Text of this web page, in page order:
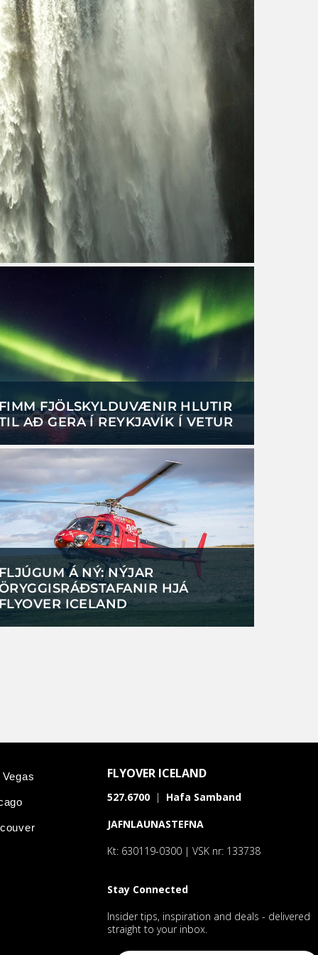
FJÖLSKYLDUVÆNIR HLUTIR
AÐ GERA Í REYKJAVÍK Í VETUR
Á NÝ: NÝJAR
HJÁ
ICELAND
FLYOVER ICELAND
527.6700| Hafa Samband
JAFNLAUNASTEFNA
Kt: 630119-0300 | VSK nr: 133738
Stay Connected
Insider tips, inspiration and deals - delivered
straight to your inbox.